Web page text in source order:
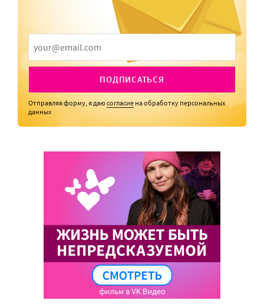
ПОДПИСАТЬСЯ
Отправляя форму, я даюсогласие на обработку персональных
данных